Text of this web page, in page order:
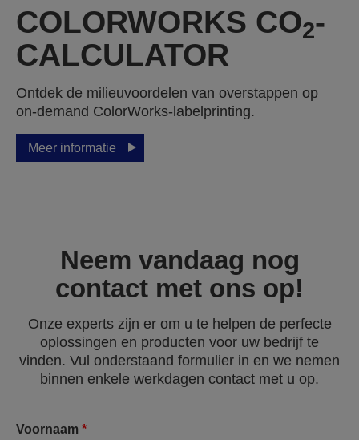
COLORWORKS CO2-
CALCULATOR
Ontdek de milieuvoordelen van overstappen op
on‑demand ColorWorks‑labelprinting.
Meer informatie
Neem vandaag nog
contact met ons op!
Onze experts zijn er om u te helpen de perfecte
oplossingen en producten voor uw bedrijf te
vinden. Vul onderstaand formulier in en we nemen
binnen enkele werkdagen contact met u op.
Voornaam *